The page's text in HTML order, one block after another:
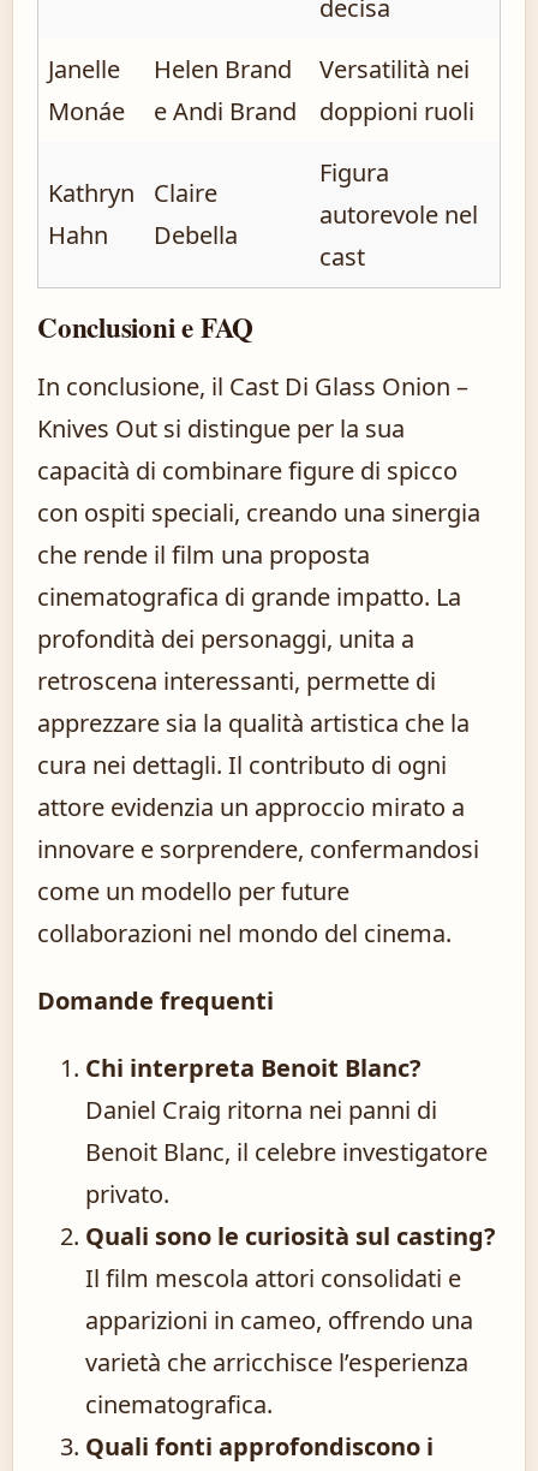
decisa
Janelle
Monáe
Helen Brand
e Andi Brand
Versatilità nei
doppioni ruoli
Kathryn
Hahn
Claire
Debella
Figura
autorevole nel
cast
Conclusioni e FAQ
In conclusione, il Cast Di Glass Onion –
Knives Out si distingue per la sua
capacità di combinare figure di spicco
con ospiti speciali, creando una sinergia
che rende il film una proposta
cinematografica di grande impatto. La
profondità dei personaggi, unita a
retroscena interessanti, permette di
apprezzare sia la qualità artistica che la
cura nei dettagli. Il contributo di ogni
attore evidenzia un approccio mirato a
innovare e sorprendere, confermandosi
come un modello per future
collaborazioni nel mondo del cinema.
Domande frequenti
Chi interpreta Benoit Blanc?
Daniel Craig ritorna nei panni di
Benoit Blanc, il celebre investigatore
privato.
Quali sono le curiosità sul casting?
Il film mescola attori consolidati e
apparizioni in cameo, offrendo una
varietà che arricchisce l’esperienza
cinematografica.
Quali fonti approfondiscono i